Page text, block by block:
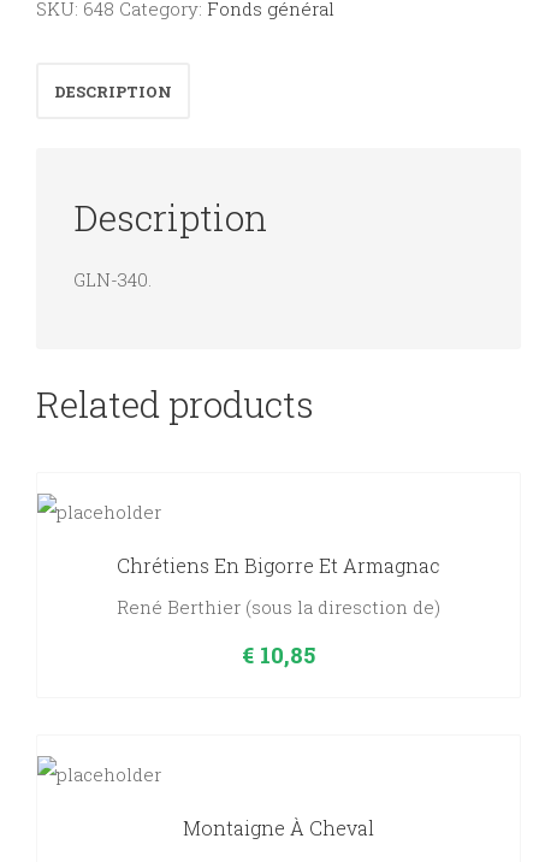
des
activités,
formation.
SKU: 648 Category: Fonds général
DESCRIPTION
Description
GLN-340.
Related products
Chrétiens En Bigorre Et Armagnac
René Berthier (sous la diresction de)
€ 10,85
Montaigne À Cheval